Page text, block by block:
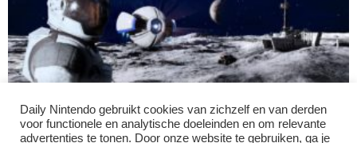
Deliver Us the Moon releasedatum en trailer
Patricia - 25/04/2020
Daily Nintendo gebruikt cookies van zichzelf en van derden
voor functionele en analytische doeleinden en om relevante
advertenties te tonen. Door onze website te gebruiken, ga je